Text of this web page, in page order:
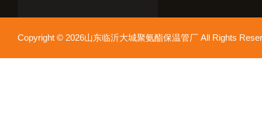
Copyright © 2026山东临沂大城聚氨酯保温管厂 All Rights